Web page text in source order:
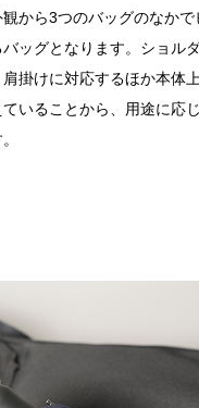
から3つのバッグのなかで
ッグとなります。ショル
掛けに対応するほか本体
いることから、用途に応